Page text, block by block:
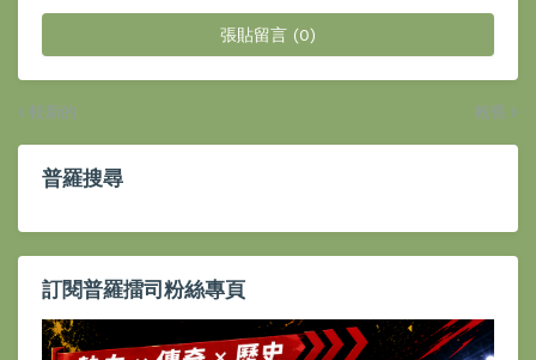
張貼留言 (0)
較新的 較舊
普羅搜尋
訂閱普羅擂司粉絲專頁